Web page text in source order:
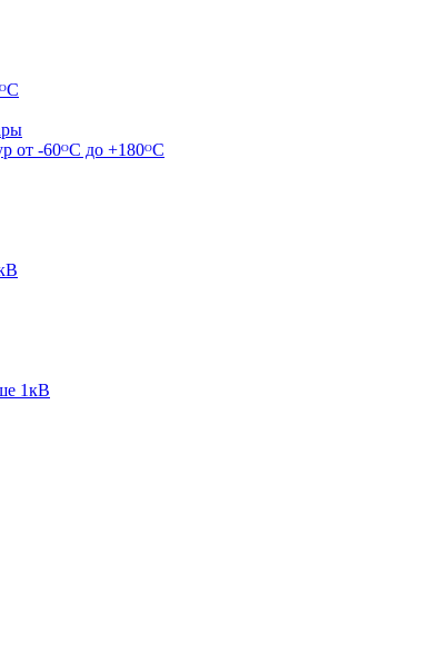
от -60ᴼC до +180ᴼС
1кВ